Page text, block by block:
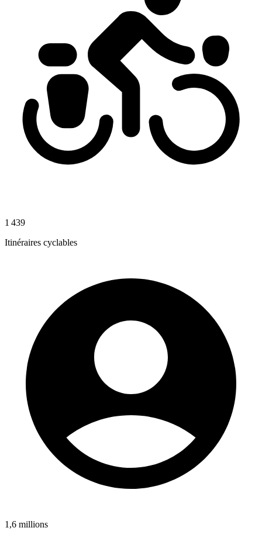
1 439
Itinéraires cyclables
1,6 millions